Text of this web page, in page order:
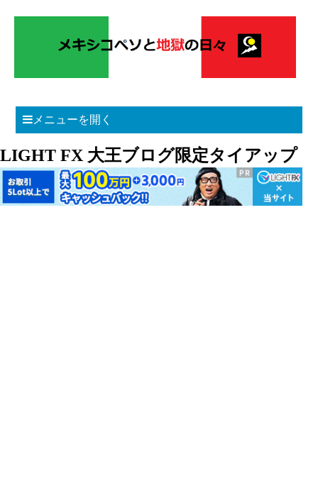
メニューを開く
LIGHT FX 大王ブログ限定タイアップ